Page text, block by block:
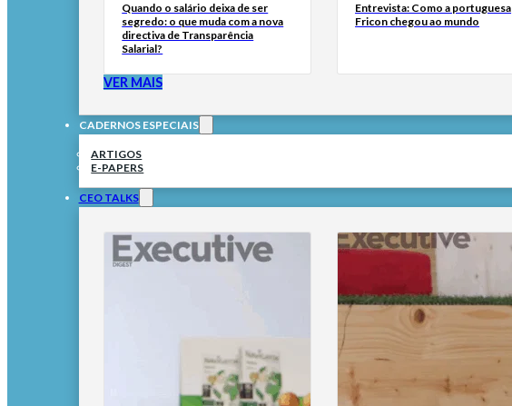
Quando o salário deixa de ser
segredo: o que muda com a nova
directiva de Transparência
Salarial?
Entrevista: Como a portuguesa
Fricon chegou ao mundo
VER MAIS
CADERNOS ESPECIAIS
ARTIGOS
E-PAPERS
CEO TALKS